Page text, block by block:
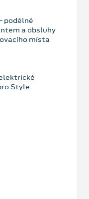
podélné
a obsluhy
místa
Style